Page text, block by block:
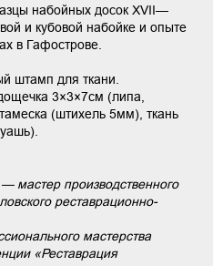
набойных досок XVII—
и кубовой набойке и опыте
в Гафострове.
штамп для ткани.
3×3×7см (липа,
(штихель 5мм), ткань
— мастер производственного
реставрационно-
мастерства
«Реставрация